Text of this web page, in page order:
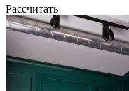
Рассчитать